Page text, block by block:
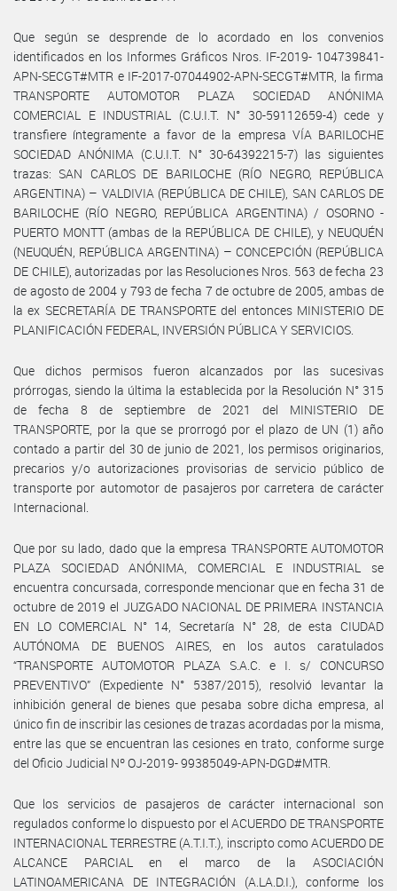
Que según se desprende de lo acordado en los convenios
identificados en los Informes Gráficos Nros. IF-2019- 104739841-
APN-SECGT#MTR e IF-2017-07044902-APN-SECGT#MTR, la firma
TRANSPORTE AUTOMOTOR PLAZA SOCIEDAD ANÓNIMA
COMERCIAL E INDUSTRIAL (C.U.I.T. N° 30-59112659-4) cede y
transfiere íntegramente a favor de la empresa VÍA BARILOCHE
SOCIEDAD ANÓNIMA (C.U.I.T. N° 30-64392215-7) las siguientes
trazas: SAN CARLOS DE BARILOCHE (RÍO NEGRO, REPÚBLICA
ARGENTINA) – VALDIVIA (REPÚBLICA DE CHILE), SAN CARLOS DE
BARILOCHE (RÍO NEGRO, REPÚBLICA ARGENTINA) / OSORNO -
PUERTO MONTT (ambas de la REPÚBLICA DE CHILE), y NEUQUÉN
(NEUQUÉN, REPÚBLICA ARGENTINA) – CONCEPCIÓN (REPÚBLICA
DE CHILE), autorizadas por las Resoluciones Nros. 563 de fecha 23
de agosto de 2004 y 793 de fecha 7 de octubre de 2005, ambas de
la ex SECRETARÍA DE TRANSPORTE del entonces MINISTERIO DE
PLANIFICACIÓN FEDERAL, INVERSIÓN PÚBLICA Y SERVICIOS.
Que dichos permisos fueron alcanzados por las sucesivas
prórrogas, siendo la última la establecida por la Resolución N° 315
de fecha 8 de septiembre de 2021 del MINISTERIO DE
TRANSPORTE, por la que se prorrogó por el plazo de UN (1) año
contado a partir del 30 de junio de 2021, los permisos originarios,
precarios y/o autorizaciones provisorias de servicio público de
transporte por automotor de pasajeros por carretera de carácter
Internacional.
Que por su lado, dado que la empresa TRANSPORTE AUTOMOTOR
PLAZA SOCIEDAD ANÓNIMA, COMERCIAL E INDUSTRIAL se
encuentra concursada, corresponde mencionar que en fecha 31 de
octubre de 2019 el JUZGADO NACIONAL DE PRIMERA INSTANCIA
EN LO COMERCIAL N° 14, Secretaría N° 28, de esta CIUDAD
AUTÓNOMA DE BUENOS AIRES, en los autos caratulados
“TRANSPORTE AUTOMOTOR PLAZA S.A.C. e I. s/ CONCURSO
PREVENTIVO” (Expediente N° 5387/2015), resolvió levantar la
inhibición general de bienes que pesaba sobre dicha empresa, al
único fin de inscribir las cesiones de trazas acordadas por la misma,
entre las que se encuentran las cesiones en trato, conforme surge
del Oficio Judicial Nº OJ-2019- 99385049-APN-DGD#MTR.
Que los servicios de pasajeros de carácter internacional son
regulados conforme lo dispuesto por el ACUERDO DE TRANSPORTE
INTERNACIONAL TERRESTRE (A.T.I.T.), inscripto como ACUERDO DE
ALCANCE PARCIAL en el marco de la ASOCIACIÓN
LATINOAMERICANA DE INTEGRACIÓN (A.LA.D.I.), conforme los